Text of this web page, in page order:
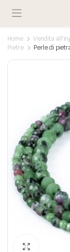
Home Vendita
Pietre
Perle di